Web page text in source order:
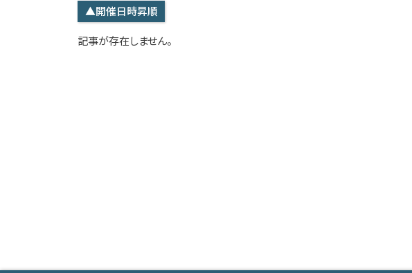
▲開催日時昇順
記事が存在しません。